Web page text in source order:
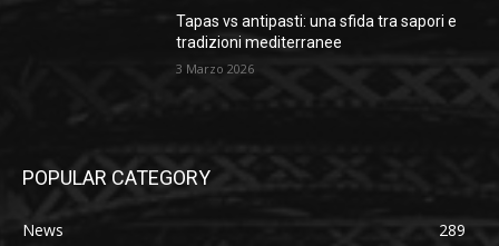
Tapas vs antipasti: una sfida tra sapori e
tradizioni mediterranee
3 Marzo 2026
POPULAR CATEGORY
News
289